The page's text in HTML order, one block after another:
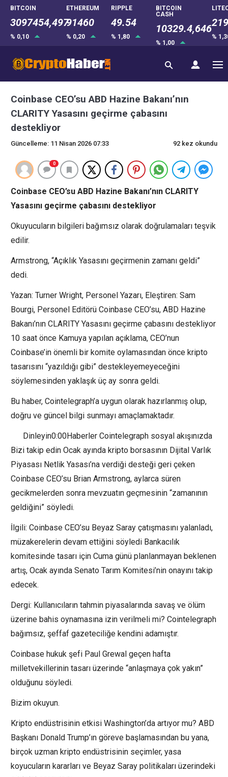
BITCOIN
3097454,497
% 0,10
ETHEREUM
91460
% 0,20
RIPPLE
49.54
% 1,80
BITCOIN
CASH
10329.4,646
% 1,00
%
Coinbase CEO’su ABD Hazine Bakanı’nın
CLARITY Yasasını geçirme çabasını
destekliyor
Güncelleme: 11 Nisan 2026 07:33 92 kez okundu
0
Coinbase CEO’su ABD Hazine Bakanı’nın CLARITY
Yasasını geçirme çabasını destekliyor
Okuyucuların bilgileri bağımsız olarak doğrulamaları teşvik
edilir.
Armstrong, “Açıklık Yasasını geçirmenin zamanı geldi”
dedi.
Yazan: Turner Wright, Personel Yazarı, Eleştiren: Sam
Bourgi, Personel Editörü Coinbase CEO’su, ABD Hazine
Bakanı’nın CLARITY Yasasını geçirme çabasını destekliyor
10 saat önce Kamuya yapılan açıklama, CEO’nun
Coinbase’in önemli bir komite oylamasından önce kripto
tasarısını “yazıldığı gibi” destekleyemeyeceğini
söylemesinden yaklaşık üç ay sonra geldi.
Bu haber, Cointelegraph’a uygun olarak hazırlanmış olup,
doğru ve güncel bilgi sunmayı amaçlamaktadır.
Dinleyin0:00Haberler Cointelegraph sosyal akışınızda
Bizi takip edin Ocak ayında kripto borsasının Dijital Varlık
Piyasası Netlik Yasası’na verdiği desteği geri çeken
Coinbase CEO’su Brian Armstrong, aylarca süren
gecikmelerden sonra mevzuatın geçmesinin “zamanının
geldiğini” söyledi.
İlgili: Coinbase CEO’su Beyaz Saray çatışmasını yalanladı,
müzakerelerin devam ettiğini söyledi Bankacılık
komitesinde tasarı için Cuma günü planlanmayan beklenen
artış, Ocak ayında Senato Tarım Komitesi’nin onayını takip
edecek.
Dergi: Kullanıcıların tahmin piyasalarında savaş ve ölüm
üzerine bahis oynamasına izin verilmeli mi? Cointelegraph
bağımsız, şeffaf gazeteciliğe kendini adamıştır.
Coinbase hukuk şefi Paul Grewal geçen hafta
milletvekillerinin tasarı üzerinde “anlaşmaya çok yakın”
olduğunu söyledi.
Bizim okuyun.
Kripto endüstrisinin etkisi Washington’da artıyor mu? ABD
Başkanı Donald Trump’ın göreve başlamasından bu yana,
birçok uzman kripto endüstrisinin seçimler, yasa
koyucuların kararları ve Beyaz Saray politikaları üzerindeki